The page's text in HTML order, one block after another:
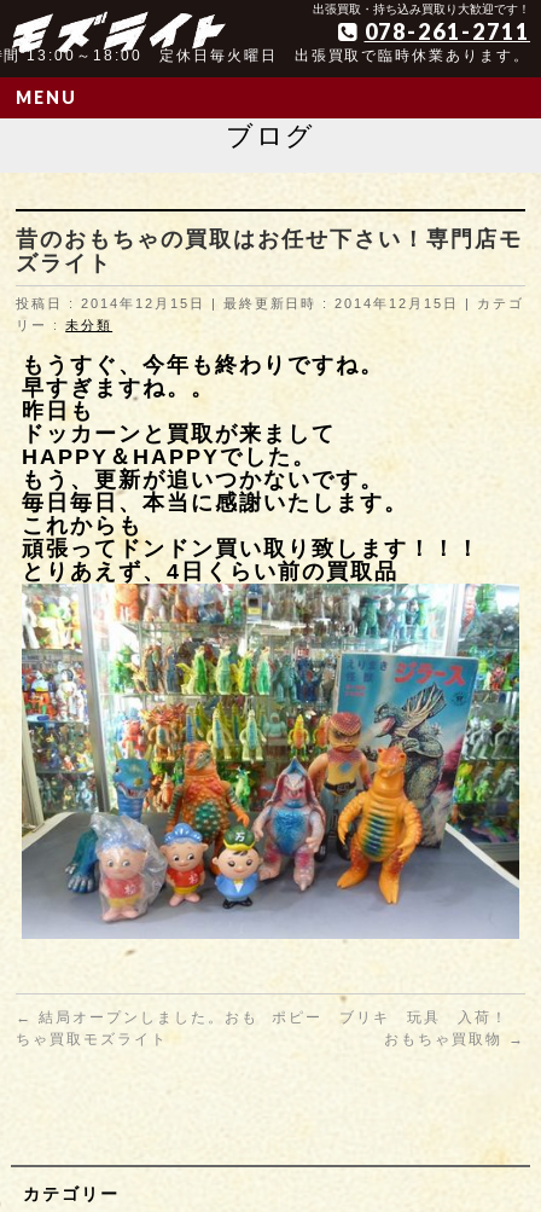
アンティーク玩具取扱歴25年以上の実績 出張買取・持ち込み買取り大歓迎です！
078-261-2711
間 13:00～18:00 定休日毎火曜日 出張買取で臨時休業あります。
MENU
ブログ
昔のおもちゃの買取はお任せ下さい！専門店モ
ズライト
投稿日 : 2014年12月15日 最終更新日時 : 2014年12月15日
カテゴ
リー :未分類
もうすぐ、今年も終わりですね。
早すぎますね。。
昨日も
ドッカーンと買取が来まして
HAPPY＆HAPPYでした。
もう、更新が追いつかないです。
毎日毎日、本当に感謝いたします。
これからも
頑張ってドンドン買い取り致します！！！
とりあえず、4日くらい前の買取品
←
結局オープンしました。おも
ちゃ買取モズライト
ポピー ブリキ 玩具 入荷！
おもちゃ買取物
→
カテゴリー